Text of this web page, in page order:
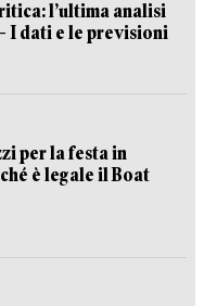
l’ultima analisi
I dati e le previsioni
per la festa in
è legale il Boat